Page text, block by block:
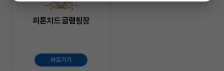
피톤치드 글램핑장
바로가기